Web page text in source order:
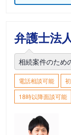
弁護士法
相続案件のため
電話相談可能
18時以降面談可能